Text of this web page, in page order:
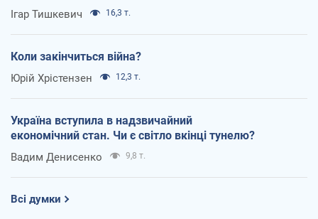
Ігар Тишкевич 16,3 т.
Коли закінчиться війна?
Юрій Хрістензен 12,3 т.
Україна вступила в надзвичайний
економічний стан. Чи є світло вкінці тунелю?
Вадим Денисенко 9,8 т.
Всі думки